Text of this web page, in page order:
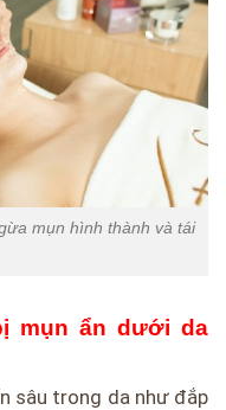
mụn hình thành và tái
mụn ẩn dưới da
sâu trong da như đắp